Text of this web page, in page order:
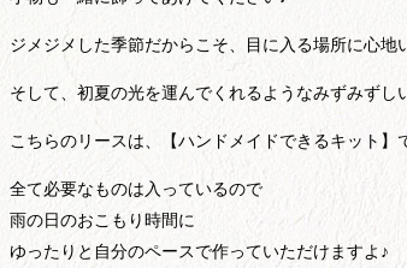
ジメジメした季節だからこそ、目に入る場所に心地
そして、初夏の光を運んでくれるようなみずみずし
こちらのリースは、【ハンドメイドできるキット】
全て必要なものは入っているので
雨の日のおこもり時間に
ゆったりと自分のペースで作っていただけますよ♪